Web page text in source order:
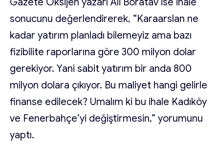
sonucunu değerlendirerek, “Karaarslan ne
kadar yatırım planladı bilemeyiz ama bazı
fizibilite raporlarına göre 300 milyon dolar
gerekiyor. Yani sabit yatırım bir anda 800
milyon dolara çıkıyor. Bu maliyet hangi gelirle
finanse edilecek? Umalım ki bu ihale Kadıköy
ve Fenerbahçe’yi değiştirmesin,” yorumunu
yaptı.